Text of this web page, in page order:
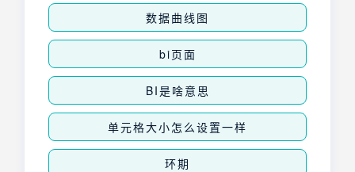
数据曲线图
bi页面
BI是啥意思
单元格大小怎么设置一样
环期